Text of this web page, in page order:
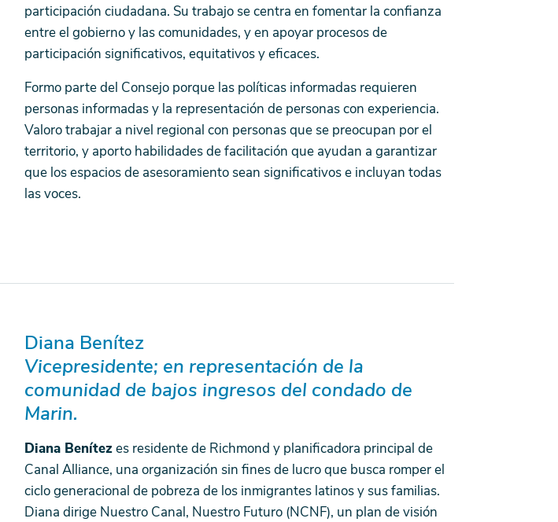
participación ciudadana. Su trabajo se centra en fomentar la confianza
entre el gobierno y las comunidades, y en apoyar procesos de
participación significativos, equitativos y eficaces.
Formo parte del Consejo porque las políticas informadas requieren
personas informadas y la representación de personas con experiencia.
Valoro trabajar a nivel regional con personas que se preocupan por el
territorio, y aporto habilidades de facilitación que ayudan a garantizar
que los espacios de asesoramiento sean significativos e incluyan todas
las voces.
Diana Benítez
Vicepresidente; en representación de la
comunidad de bajos ingresos del condado de
Marin.
Diana Benítezes residente de Richmond y planificadora principal de
Canal Alliance, una organización sin fines de lucro que busca romper el
ciclo generacional de pobreza de los inmigrantes latinos y sus familias.
Diana dirige Nuestro Canal, Nuestro Futuro (NCNF), un plan de visión